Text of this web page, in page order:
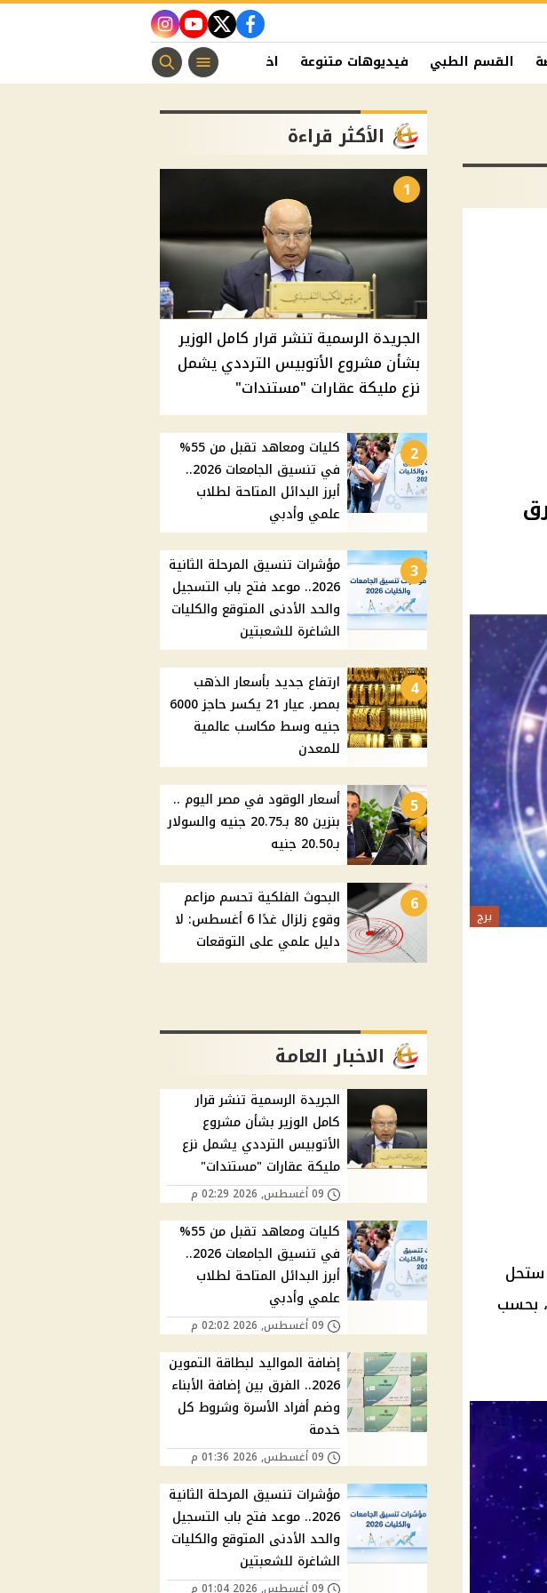
facebook
twitter
youtube
instagram
القسم الطبي فيديوهات متنوعة اخبار الفن منوعات مسيحية
برج
ستحل
بحسب
الأكثر قراءة
1
الجريدة الرسمية تنشر قرار كامل الوزير
بشأن مشروع الأتوبيس الترددي يشمل
نزع مليكة عقارات "مستندات"
2
كليات ومعاهد تقبل من 55%
في تنسيق الجامعات 2026..
أبرز البدائل المتاحة لطلاب
علمي وأدبي
3
مؤشرات تنسيق المرحلة الثانية
2026.. موعد فتح باب التسجيل
والحد الأدنى المتوقع والكليات
الشاغرة للشعبتين
4
ارتفاع جديد بأسعار الذهب
بمصر. عيار 21 يكسر حاجز 6000
جنيه وسط مكاسب عالمية
للمعدن
5
أسعار الوقود في مصر اليوم ..
بنزين 80 بـ20.75 جنيه والسولار
بـ20.50 جنيه
6
البحوث الفلكية تحسم مزاعم
وقوع زلزال غدًا 6 أغسطس: لا
دليل علمي على التوقعات
الاخبار العامة
الجريدة الرسمية تنشر قرار
كامل الوزير بشأن مشروع
الأتوبيس الترددي يشمل نزع
مليكة عقارات "مستندات"
09 أغسطس, 2026 02:29 م
كليات ومعاهد تقبل من 55%
في تنسيق الجامعات 2026..
أبرز البدائل المتاحة لطلاب
علمي وأدبي
09 أغسطس, 2026 02:02 م
إضافة المواليد لبطاقة التموين
2026.. الفرق بين إضافة الأبناء
وضم أفراد الأسرة وشروط كل
خدمة
09 أغسطس, 2026 01:36 م
مؤشرات تنسيق المرحلة الثانية
2026.. موعد فتح باب التسجيل
والحد الأدنى المتوقع والكليات
الشاغرة للشعبتين
09 أغسطس, 2026 01:04 م